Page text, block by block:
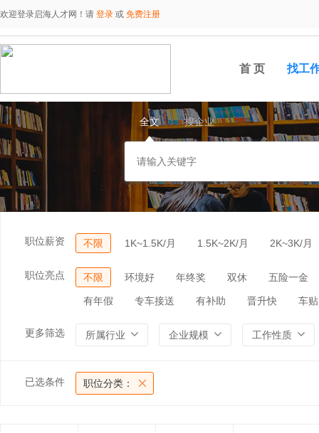
欢迎登录启海人才网！请 登录 或 免费注册
首 页 找工
全文 搜企业
职位薪资 不限 1K~1.5K/月 1.5K~2K/月 2K~3K/月
职位亮点 不限 环境好 年终奖 双休 五险一金
有年假 专车接送 有补助 晋升快 车贴
更多筛选 所属行业 企业规模 工作性质
已选条件 职位分类：